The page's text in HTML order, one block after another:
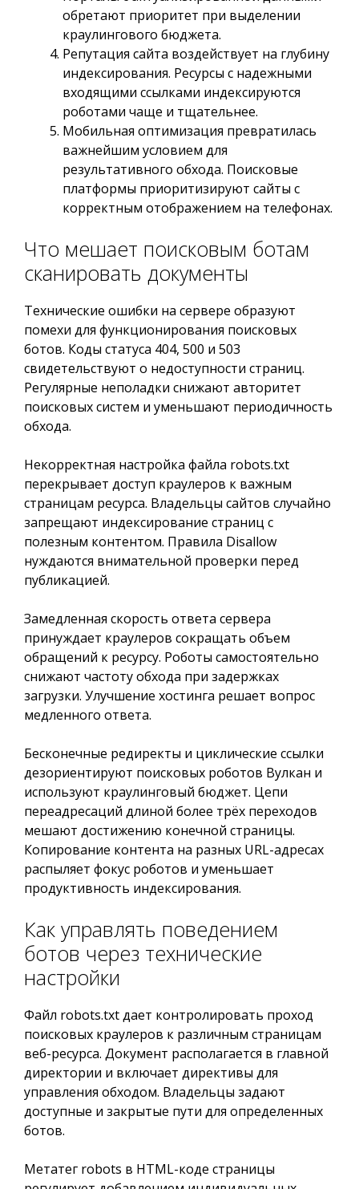
обретают приоритет при выделении
краулингового бюджета.
Репутация сайта воздействует на глубину
индексирования. Ресурсы с надежными
входящими ссылками индексируются
роботами чаще и тщательнее.
Мобильная оптимизация превратилась
важнейшим условием для
результативного обхода. Поисковые
платформы приоритизируют сайты с
корректным отображением на телефонах.
Что мешает поисковым ботам
сканировать документы
Технические ошибки на сервере образуют
помехи для функционирования поисковых
ботов. Коды статуса 404, 500 и 503
свидетельствуют о недоступности страниц.
Регулярные неполадки снижают авторитет
поисковых систем и уменьшают периодичность
обхода.
Некорректная настройка файла robots.txt
перекрывает доступ краулеров к важным
страницам ресурса. Владельцы сайтов случайно
запрещают индексирование страниц с
полезным контентом. Правила Disallow
нуждаются внимательной проверки перед
публикацией.
Замедленная скорость ответа сервера
принуждает краулеров сокращать объем
обращений к ресурсу. Роботы самостоятельно
снижают частоту обхода при задержках
загрузки. Улучшение хостинга решает вопрос
медленного ответа.
Бесконечные редиректы и циклические ссылки
дезориентируют поисковых роботов Вулкан и
используют краулинговый бюджет. Цепи
переадресаций длиной более трёх переходов
мешают достижению конечной страницы.
Копирование контента на разных URL-адресах
распыляет фокус роботов и уменьшает
продуктивность индексирования.
Как управлять поведением
ботов через технические
настройки
Файл robots.txt дает контролировать проход
поисковых краулеров к различным страницам
веб-ресурса. Документ располагается в главной
директории и включает директивы для
управления обходом. Владельцы задают
доступные и закрытые пути для определенных
ботов.
Метатег robots в HTML-коде страницы